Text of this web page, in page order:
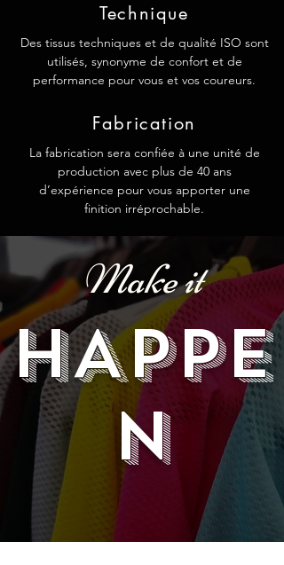
Technique
Des tissus techniques et de qualité ISO sont
utilisés, synonyme de confort et de
performance pour vous et vos coureurs.
Fabrication
La fabrication sera confiée à une unité de
production avec plus de 40 ans
d’expérience pour vous apporter une
finition irréprochable.
Make it
HAPPE
N